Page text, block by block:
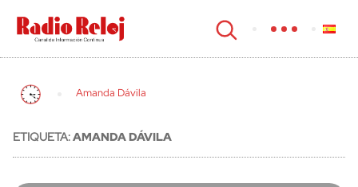
cerrar
Amanda Dávila
ETIQUETA:AMANDA DÁVILA